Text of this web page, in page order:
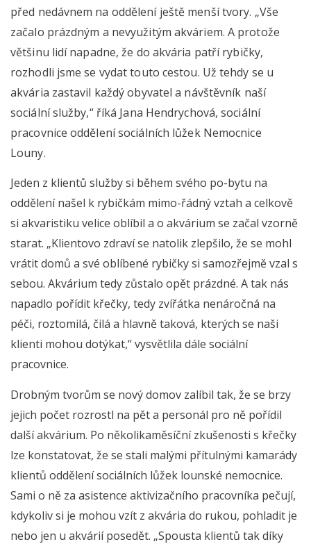
před nedávnem na oddělení ještě menší tvory. „Vše
začalo prázdným a nevyužitým akváriem. A protože
většinu lidí napadne, že do akvária patří rybičky,
rozhodli jsme se vydat touto cestou. Už tehdy se u
akvária zastavil každý obyvatel a návštěvník naší
sociální služby,“ říká Jana Hendrychová, sociální
pracovnice oddělení sociálních lůžek Nemocnice
Louny.
Jeden z klientů služby si během svého po-bytu na
oddělení našel k rybičkám mimo-řádný vztah a celkově
si akvaristiku velice oblíbil a o akvárium se začal vzorně
starat. „Klientovo zdraví se natolik zlepšilo, že se mohl
vrátit domů a své oblíbené rybičky si samozřejmě vzal s
sebou. Akvárium tedy zůstalo opět prázdné. A tak nás
napadlo pořídit křečky, tedy zvířátka nenáročná na
péči, roztomilá, čilá a hlavně taková, kterých se naši
klienti mohou dotýkat,“ vysvětlila dále sociální
pracovnice.
Drobným tvorům se nový domov zalíbil tak, že se brzy
jejich počet rozrostl na pět a personál pro ně pořídil
další akvárium. Po několikaměsíční zkušenosti s křečky
lze konstatovat, že se stali malými přítulnými kamarády
klientů oddělení sociálních lůžek lounské nemocnice.
Sami o ně za asistence aktivizačního pracovníka pečují,
kdykoliv si je mohou vzít z akvária do rukou, pohladit je
nebo jen u akvárií posedět. „Spousta klientů tak díky